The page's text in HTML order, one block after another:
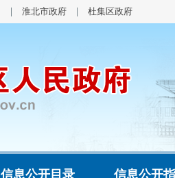
淮北市政府 杜集区政府
信息公开目录 信息公开